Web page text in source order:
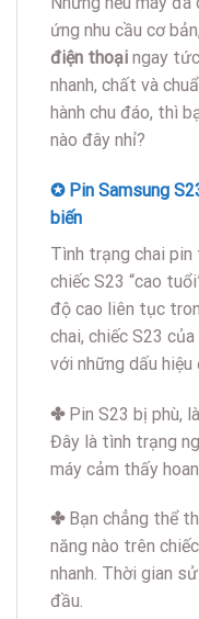
ứng nhu cầu cơ
điện thoại ngay
nhanh, chất và
hành chu đáo, thì
nào đây nhỉ?
✪ Pin Samsung
biến
Tình trạng chai
chiếc S23 “cao
độ cao liên tục
chai, chiếc S23
với những dấu
✤Pin S23 bị phù,
Đây là tình trạng
máy cảm thấy
✤Bạn chẳng thể
năng nào trên
nhanh. Thời gian
đầu.